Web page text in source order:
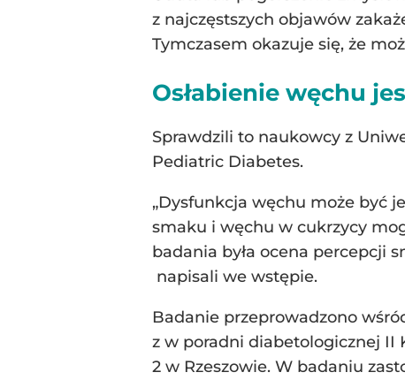
z najczęstszych objawów
Tymczasem okazuje się, że
Osłabienie węchu
Sprawdzili to naukowcy z
Pediatric Diabetes.
„Dysfunkcja węchu może być
smaku i węchu w cukrzycy
badania była ocena percepcji
napisali we wstępie.
Badanie przeprowadzono
z w poradni diabetologicznej II
2 w Rzeszowie. W badaniu